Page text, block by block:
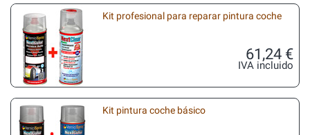
Kit profesional para reparar pintura coche
61,24 €
IVA incluido
Kit pintura coche básico